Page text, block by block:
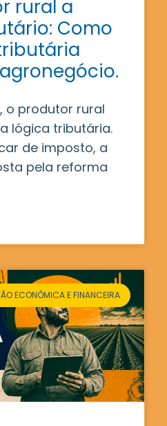
rural a
Como
o produtor rural
lógica tributária.
de imposto, a
pela reforma
ECONÔMICA E FINANCEIRA